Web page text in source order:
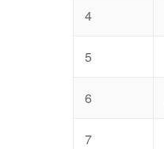
4
5
6
7